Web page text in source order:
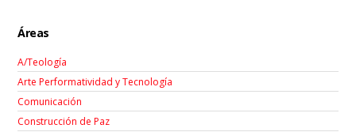
Áreas
A/Teología
Arte Performatividad y Tecnología
Comunicación
Construcción de Paz